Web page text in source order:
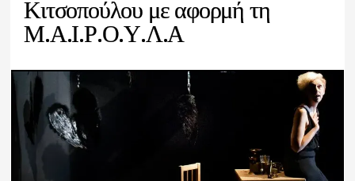
Κιτσοπούλου με αφορμή τη
Μ.Α.Ι.Ρ.Ο.Υ.Λ.Α